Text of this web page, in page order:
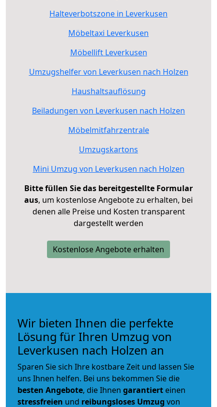
Halteverbotszone in Leverkusen
Möbeltaxi Leverkusen
Möbellift Leverkusen
Umzugshelfer von Leverkusen nach Holzen
Haushaltsauflösung
Beiladungen von Leverkusen nach Holzen
Möbelmitfahrzentrale
Umzugskartons
Mini Umzug von Leverkusen nach Holzen
Bitte füllen Sie das bereitgestellte Formular
aus, um kostenlose Angebote zu erhalten, bei
denen alle Preise und Kosten transparent
dargestellt werden
Kostenlose Angebote erhalten
Wir bieten Ihnen die perfekte
Lösung für Ihren Umzug von
Leverkusen nach Holzen an
Sparen Sie sich Ihre kostbare Zeit und lassen Sie
uns Ihnen helfen. Bei uns bekommen Sie die
besten Angebote, die Ihnen garantiert einen
stressfreien und reibungsloses Umzug von